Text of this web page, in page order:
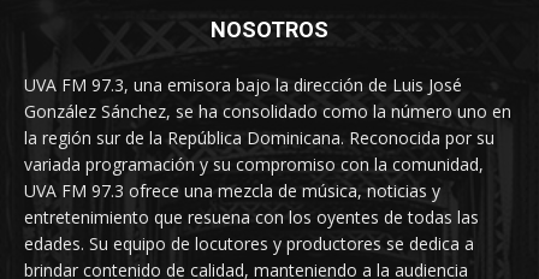
NOSOTROS
UVA FM 97.3, una emisora bajo la dirección de Luis José
González Sánchez, se ha consolidado como la número uno en
la región sur de la República Dominicana. Reconocida por su
variada programación y su compromiso con la comunidad,
UVA FM 97.3 ofrece una mezcla de música, noticias y
entretenimiento que resuena con los oyentes de todas las
edades. Su equipo de locutores y productores se dedica a
brindar contenido de calidad, manteniendo a la audiencia